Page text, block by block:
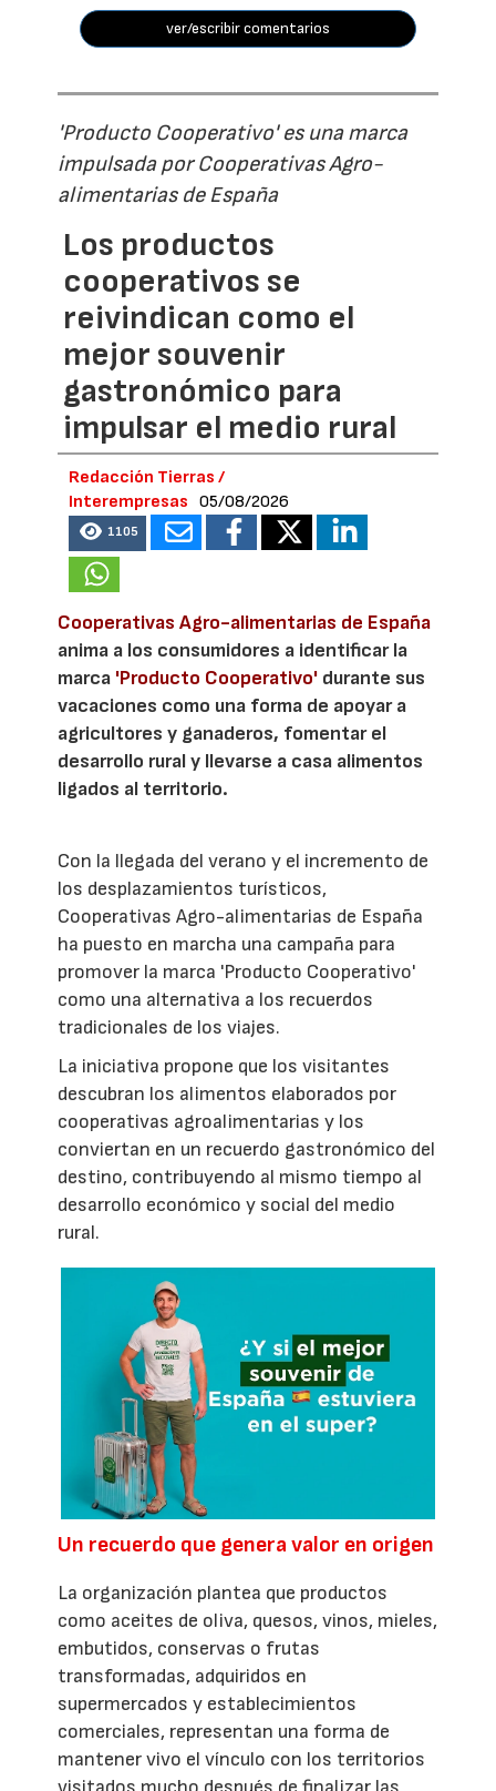
ver/escribir comentarios
'Producto Cooperativo' es una marca
impulsada por Cooperativas Agro-
alimentarias de España
Los productos
cooperativos se
reivindican como el
mejor souvenir
gastronómico para
impulsar el medio rural
Redacción Tierras /
Interempresas
05/08/2026
1105
Cooperativas Agro-alimentarias de España
anima a los consumidores a identificar la
marca 'Producto Cooperativo' durante sus
vacaciones como una forma de apoyar a
agricultores y ganaderos, fomentar el
desarrollo rural y llevarse a casa alimentos
ligados al territorio.
Con la llegada del verano y el incremento de
los desplazamientos turísticos,
Cooperativas Agro-alimentarias de España
ha puesto en marcha una campaña para
promover la marca 'Producto Cooperativo'
como una alternativa a los recuerdos
tradicionales de los viajes.
La iniciativa propone que los visitantes
descubran los alimentos elaborados por
cooperativas agroalimentarias y los
conviertan en un recuerdo gastronómico del
destino, contribuyendo al mismo tiempo al
desarrollo económico y social del medio
rural.
Un recuerdo que genera valor en origen
La organización plantea que productos
como aceites de oliva, quesos, vinos, mieles,
embutidos, conservas o frutas
transformadas, adquiridos en
supermercados y establecimientos
comerciales, representan una forma de
mantener vivo el vínculo con los territorios